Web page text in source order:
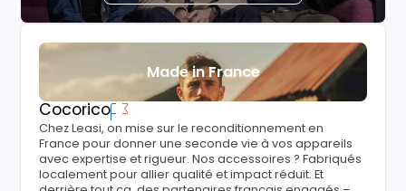
Made in France
Cocorico
Chez Leasi, on mise sur le reconditionnement en
France pour donner une seconde vie à vos appareils
avec expertise et rigueur. Nos accessoires ? Fabriqués
localement pour allier qualité et impact réduit. Et